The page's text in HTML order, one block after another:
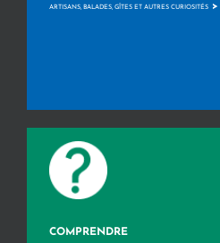
ARTISANS, BALADES, GÎTES ET AUTRES CURIOSITÉS >
COMPRENDRE